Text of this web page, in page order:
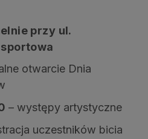
przy ul.
otwarcie Dnia
– występy artystyczne
uczestników bicia